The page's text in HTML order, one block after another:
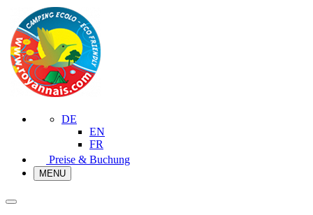
DE
EN
FR
Preise & Buchung
MENU